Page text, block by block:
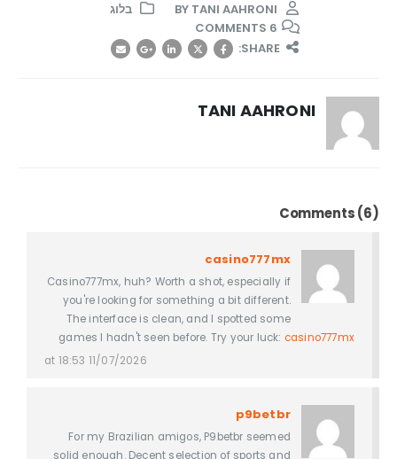
TANI AAHRONI
בלוג
6 COMMENTS
SHARE:
TANI AAHRONI
Comments (6)
casino777mx
Casino777mx, huh? Worth a shot, especially if
you're looking for something a bit different.
The interface is clean, and I spotted some
games I hadn't seen before. Try your luck: casino777mx
11/07/2026 at 18:53
p9betbr
For my Brazilian amigos, P9betbr seemed
solid enough. Decent selection of sports and